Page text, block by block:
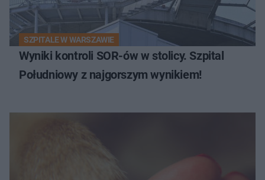
SZPITALE W WARSZAWIE
Wyniki kontroli SOR-ów w stolicy. Szpital
Południowy z najgorszym wynikiem!